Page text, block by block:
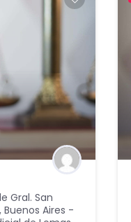
Gral. San
, Buenos Aires -